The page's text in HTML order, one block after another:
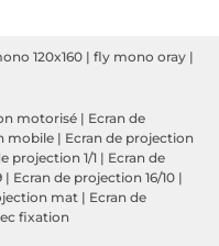
120x160 | fly mono oray |
motorisé | Ecran de
mobile | Ecran de projection
projection 1/1 | Ecran de
| Ecran de projection 16/10 |
mat | Ecran de
fixation